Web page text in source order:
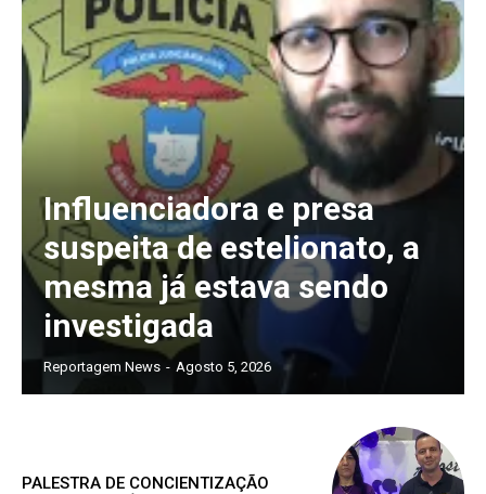
Influenciadora e presa
suspeita de estelionato, a
mesma já estava sendo
investigada
Reportagem News - Agosto 5, 2026
PALESTRA DE CONCIENTIZAÇÃO